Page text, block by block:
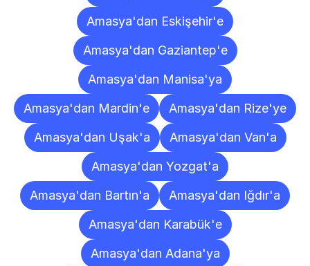
Amasya'dan Eskişehir'e
Amasya'dan Gaziantep'e
Amasya'dan Manisa'ya
Amasya'dan Mardin'e
Amasya'dan Rize'ye
Amasya'dan Uşak'a
Amasya'dan Van'a
Amasya'dan Yozgat'a
Amasya'dan Bartın'a
Amasya'dan Iğdır'a
Amasya'dan Karabük'e
Amasya'dan Adana'ya